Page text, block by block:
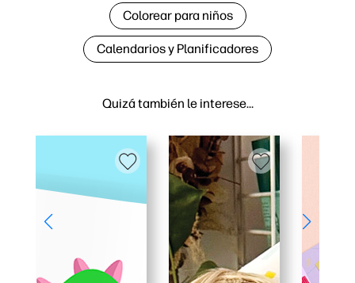
Quizá también le interese…
Colorear para niños
Calendarios y Planificadores